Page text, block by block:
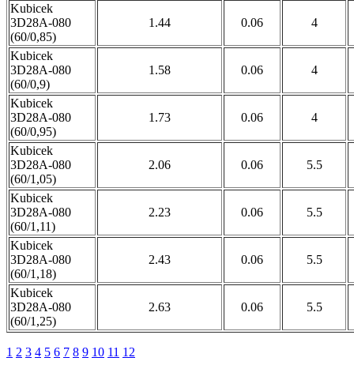
Kubicek
3D28A-080
(60/0,85)
1.44 0.06 4
Kubicek
3D28A-080
(60/0,9)
1.58 0.06 4
Kubicek
3D28A-080
(60/0,95)
1.73 0.06 4
Kubicek
3D28A-080
(60/1,05)
2.06 0.06 5.5
Kubicek
3D28A-080
(60/1,11)
2.23 0.06 5.5
Kubicek
3D28A-080
(60/1,18)
2.43 0.06 5.5
Kubicek
3D28A-080
(60/1,25)
2.63 0.06 5.5
1 2 3 4 5 6 7 8 9 10 11 12